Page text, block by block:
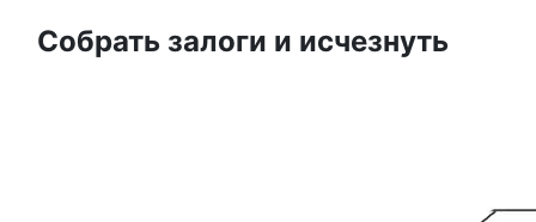
Собрать залоги и исчезнуть